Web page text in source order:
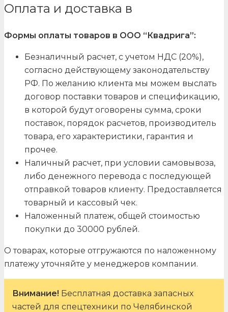
Оплата и доставка в
Формы оплаты товаров в ООО “Квадрига”:
Безналичный расчет, с учетом НДС (20%),
согласно действующему законодательству
РФ. По желанию клиента мы можем выслать
договор поставки товаров и спецификацию,
в которой будут оговорены сумма, сроки
поставок, порядок расчетов, производитель
товара, его характеристики, гарантия и
прочее.
Наличный расчет, при условии самовывоза,
либо денежного перевода с последующей
отправкой товаров клиенту. Предоставляется
товарный и кассовый чек.
Наложенный платеж, общей стоимостью
покупки до 30000 рублей.
О товарах, которые отгружаются по наложенному
платежу уточняйте у менеджеров компании.
Внимание! Бесплатная доставка запасных
частей для спецтехники по Челябинской